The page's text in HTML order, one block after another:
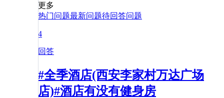
更多
热门问题最新问题待回答问题
4
回答
#全季酒店(西安李家村万达广场
店)#酒店有没有健身房